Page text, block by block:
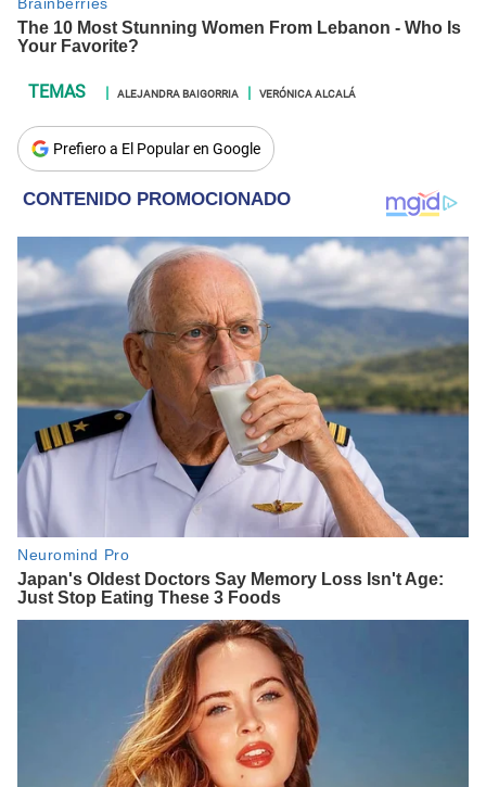
ALEJANDRA BAIGORRIA VERÓNICA ALCALÁ
Prefiero a El Popular en Google